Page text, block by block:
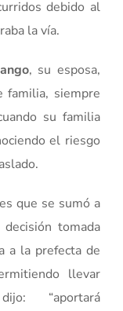
debido al
la vía.
, su esposa,
familia, siempre
su familia
el riesgo
que se sumó a
tomada
a la prefecta de
llevar
“aportará